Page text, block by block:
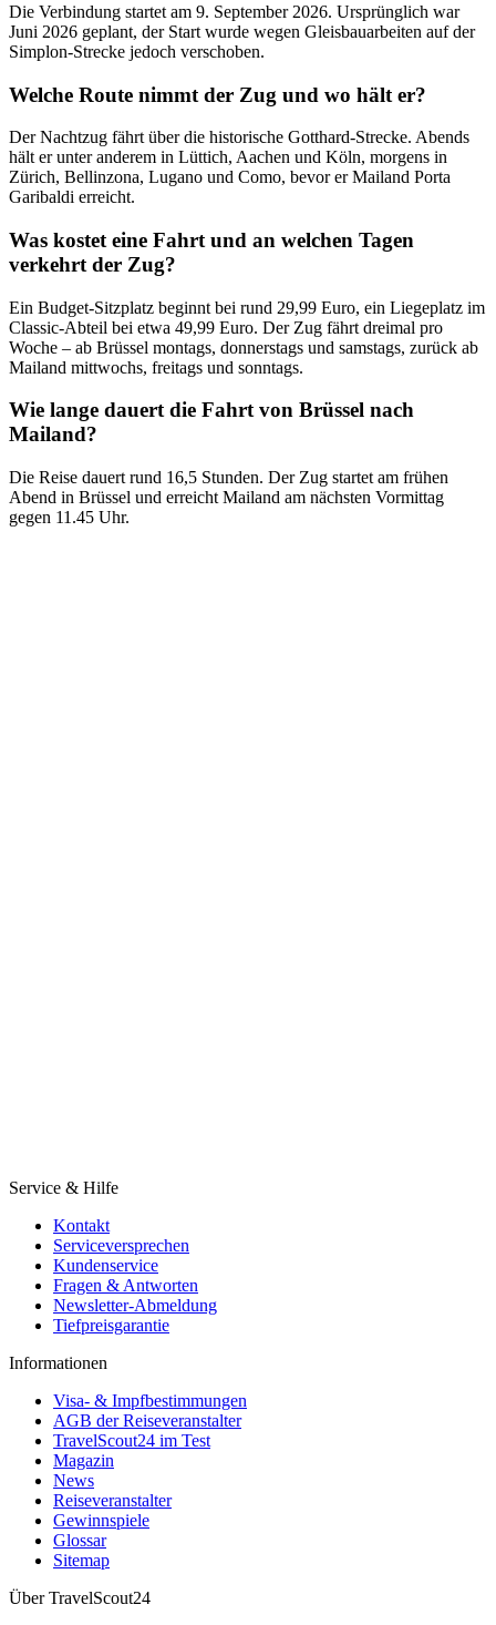
Die Verbindung startet am 9. September 2026. Ursprünglich war
Juni 2026 geplant, der Start wurde wegen Gleisbauarbeiten auf der
Simplon-Strecke jedoch verschoben.
Welche Route nimmt der Zug und wo hält er?
Der Nachtzug fährt über die historische Gotthard-Strecke. Abends
hält er unter anderem in Lüttich, Aachen und Köln, morgens in
Zürich, Bellinzona, Lugano und Como, bevor er Mailand Porta
Garibaldi erreicht.
Was kostet eine Fahrt und an welchen Tagen
verkehrt der Zug?
Ein Budget-Sitzplatz beginnt bei rund 29,99 Euro, ein Liegeplatz im
Classic-Abteil bei etwa 49,99 Euro. Der Zug fährt dreimal pro
Woche – ab Brüssel montags, donnerstags und samstags, zurück ab
Mailand mittwochs, freitags und sonntags.
Wie lange dauert die Fahrt von Brüssel nach
Mailand?
Die Reise dauert rund 16,5 Stunden. Der Zug startet am frühen
Abend in Brüssel und erreicht Mailand am nächsten Vormittag
gegen 11.45 Uhr.
Service & Hilfe
Kontakt
Serviceversprechen
Kundenservice
Fragen & Antworten
Newsletter-Abmeldung
Tiefpreisgarantie
Informationen
Visa- & Impfbestimmungen
AGB der Reiseveranstalter
TravelScout24 im Test
Magazin
News
Reiseveranstalter
Gewinnspiele
Glossar
Sitemap
Über TravelScout24